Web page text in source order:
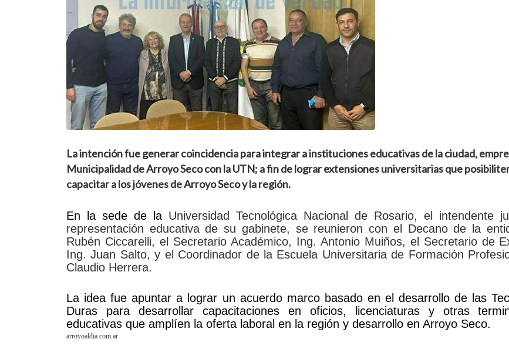
La intención fue generar coincidencia para integrar a instituciones educativas de la ciudad,
Municipalidad de Arroyo Seco con la UTN; a fin de lograr extensiones universitarias que
capacitar a los jóvenes de Arroyo Seco y la región.
En la sede de la Universidad Tecnológica Nacional de Rosario, el intendente
representación educativa de su gabinete, se reunieron con el Decano de la
Rubén Ciccarelli, el Secretario Académico, Ing. Antonio Muiños, el Secretario de
Ing. Juan Salto, y el Coordinador de la Escuela Universitaria de Formación
Claudio Herrera.
La idea fue apuntar a lograr un acuerdo marco basado en el desarrollo de las
Duras para desarrollar capacitaciones en oficios, licenciaturas y otras
educativas que amplíen la oferta laboral en la región y desarrollo en Arroyo Seco.
arroyoaldia.com.ar